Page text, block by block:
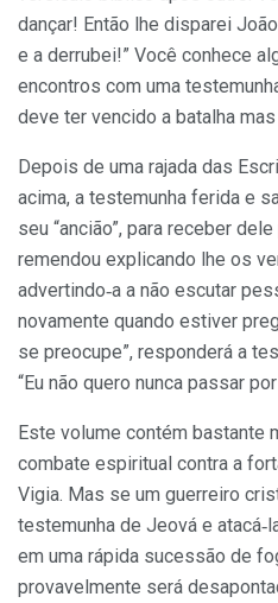
dançar! Então lhe disparei
e a derrubei!” Você co­nhece
encontros com uma
deve ter vencido a batalha
Depois de uma rajada das
acima, a testemunha ferida e
seu “ancião”, para receber
remendou explicando­ lhe os
advertindo‑a a não escutar
novamente quando estiver
se preocupe”, responderá a
“Eu não quero nunca passar
Este volume contém bastante
com­bate espiritual contra a
Vigia. Mas se um guerreiro
testemunha de Jeová e
em uma rápida sucessão de
provavelmente será